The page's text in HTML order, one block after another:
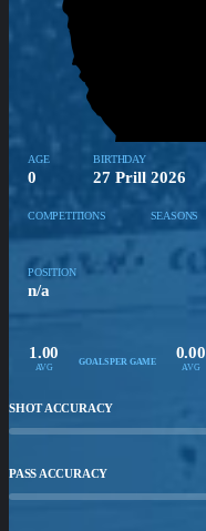
AGE
0
BIRTHDAY
27 Prill 2026
COMPETITIONS SEASONS
POSITION
n/a
1.00
AVG GOALS PER GAME
0.00
AVG
SHOT ACCURACY
PASS ACCURACY